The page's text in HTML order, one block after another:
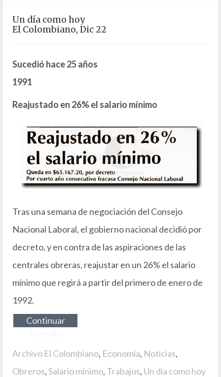
Un día como hoy
El Colombiano, Dic 22
Sucedió hace 25 años
1991
Reajustado en 26% el salario mínimo
Tras una semana de negociación del Consejo
Nacional Laboral, el gobierno nacional decidió por
decreto, y en contra de las aspiraciones de las
centrales obreras, reajustar en un 26% el salario
mínimo que regirá a partir del primero de enero de
1992.
Continuar
Archivo El Colombiano, Economía, Noticias,
Obreros,Salario mínimo, Trabajos, Un día como hoy